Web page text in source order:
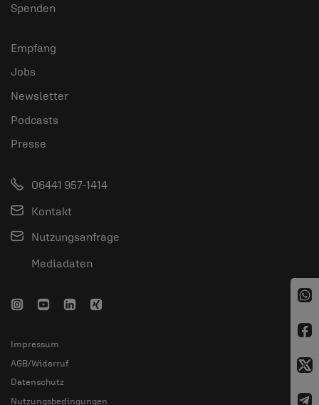
Spenden
Empfang
Jobs
Newsletter
Podcasts
Presse
06441 957-1414
Kontakt
Nutzungsanfrage
Mediadaten
Impressum
AGB/Widerruf
Datenschutz
Nutzungsbedingungen